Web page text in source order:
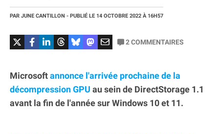
PAR JUNE CANTILLON - PUBLIÉ LE 14 OCTOBRE 2022 À 16H57
2COMMENTAIRES
Microsoftannonce l'arrivée prochaine de la
décompression GPU au sein de DirectStorage 1.1
avant la fin de l'année sur Windows 10 et 11.